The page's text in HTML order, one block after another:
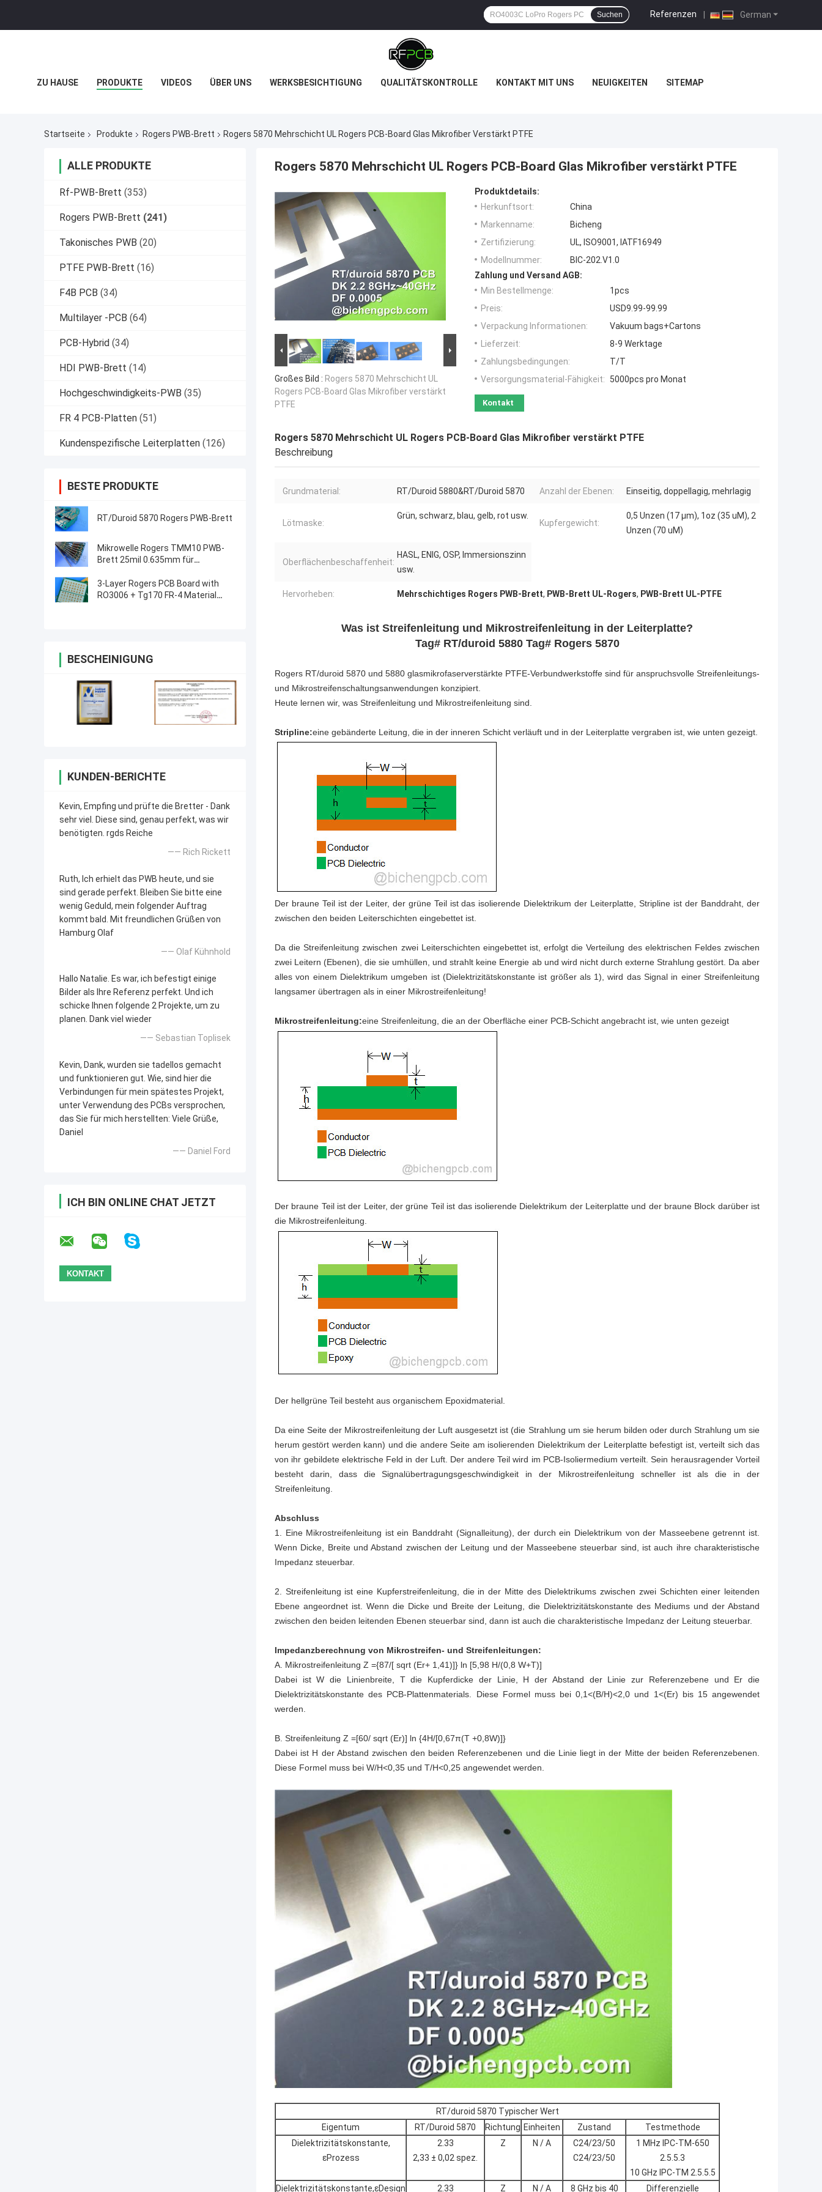
German
Referenzen |
Suchen
ZU HAUSE PRODUKTE VIDEOS ÜBER UNS WERKSBESICHTIGUNG QUALITÄTSKONTROLLE KONTAKT MIT UNS NEUIGKEITEN SITEMAP
Startseite Produkte Rogers PWB-Brett Rogers 5870 Mehrschicht UL Rogers PCB-Board Glas Mikrofiber Verstärkt PTFE
ALLE PRODUKTE
Rf-PWB-Brett (353)
Rogers PWB-Brett (241)
Takonisches PWB (20)
PTFE PWB-Brett (16)
F4B PCB (34)
Multilayer -PCB (64)
PCB-Hybrid (34)
HDI PWB-Brett (14)
Hochgeschwindigkeits-PWB (35)
FR 4 PCB-Platten (51)
Kundenspezifische Leiterplatten (126)
BESTE PRODUKTE
RT/Duroid 5870 Rogers PWB-Brett
Mikrowelle Rogers TMM10 PWB-
Brett 25mil 0.635mm für
3-Layer Rogers PCB Board with
RO3006 + Tg170 FR-4 Material
BESCHEINIGUNG
KUNDEN-BERICHTE
Kevin, Empfing und prüfte die Bretter - Dank
sehr viel. Diese sind, genau perfekt, was wir
benötigten. rgds Reiche
—— Rich Rickett
Ruth, Ich erhielt das PWB heute, und sie
sind gerade perfekt. Bleiben Sie bitte eine
wenig Geduld, mein folgender Auftrag
kommt bald. Mit freundlichen Grüßen von
Hamburg Olaf
—— Olaf Kühnhold
Hallo Natalie. Es war, ich befestigt einige
Bilder als Ihre Referenz perfekt. Und ich
schicke Ihnen folgende 2 Projekte, um zu
planen. Dank viel wieder
—— Sebastian Toplisek
Kevin, Dank, wurden sie tadellos gemacht
und funktionieren gut. Wie, sind hier die
Verbindungen für mein spätestes Projekt,
unter Verwendung des PCBs versprochen,
das Sie für mich herstellten: Viele Grüße,
Daniel
—— Daniel Ford
ICH BIN ONLINE CHAT JETZT
Rogers 5870 Mehrschicht UL Rogers PCB-Board Glas Mikrofiber verstärkt PTFE
Großes Bild : Rogers 5870 Mehrschicht UL
Rogers PCB-Board Glas Mikrofiber verstärkt
PTFE
Produktdetails:
Herkunftsort:
China
Markenname:
Bicheng
Zertifizierung:
UL, ISO9001, IATF16949
Modellnummer:
BIC-202.V1.0
Zahlung und Versand AGB:
Min Bestellmenge:
1pcs
Preis:
USD9.99-99.99
Verpackung Informationen:
Vakuum bags+Cartons
Lieferzeit:
8-9 Werktage
Zahlungsbedingungen:
T/T
Versorgungsmaterial-Fähigkeit:
5000pcs pro Monat
Kontakt
Rogers 5870 Mehrschicht UL Rogers PCB-Board Glas Mikrofiber verstärkt PTFE
Beschreibung
Grundmaterial: RT/Duroid 5880&RT/Duroid 5870 Anzahl der Ebenen: Einseitig, doppellagig, mehrlagig
Lötmaske:
Grün, schwarz, blau, gelb, rot usw.
Kupfergewicht:
0,5 Unzen (17 µm), 1oz (35 uM), 2
Unzen (70 uM)
Oberflächenbeschaffenheit:
HASL, ENIG, OSP, Immersionszinn
usw.
Hervorheben: Mehrschichtiges Rogers PWB-Brett, PWB-Brett UL-Rogers, PWB-Brett UL-PTFE
Was ist Streifenleitung und Mikrostreifenleitung in der Leiterplatte?
Tag# RT/duroid 5880 Tag# Rogers 5870
Rogers RT/duroid 5870 und 5880 glasmikrofaserverstärkte PTFE-Verbundwerkstoffe sind für anspruchsvolle Streifenleitungs-
und Mikrostreifenschaltungsanwendungen konzipiert.
Heute lernen wir, was Streifenleitung und Mikrostreifenleitung sind.
Stripline:eine gebänderte Leitung, die in der inneren Schicht verläuft und in der Leiterplatte vergraben ist, wie unten gezeigt.
Der braune Teil ist der Leiter, der grüne Teil ist das isolierende Dielektrikum der Leiterplatte, Stripline ist der Banddraht, der
zwischen den beiden Leiterschichten eingebettet ist.
Da die Streifenleitung zwischen zwei Leiterschichten eingebettet ist, erfolgt die Verteilung des elektrischen Feldes zwischen
zwei Leitern (Ebenen), die sie umhüllen, und strahlt keine Energie ab und wird nicht durch externe Strahlung gestört. Da aber
alles von einem Dielektrikum umgeben ist (Dielektrizitätskonstante ist größer als 1), wird das Signal in einer Streifenleitung
langsamer übertragen als in einer Mikrostreifenleitung!
Mikrostreifenleitung:eine Streifenleitung, die an der Oberfläche einer PCB-Schicht angebracht ist, wie unten gezeigt
Der braune Teil ist der Leiter, der grüne Teil ist das isolierende Dielektrikum der Leiterplatte und der braune Block darüber ist
die Mikrostreifenleitung.
Der hellgrüne Teil besteht aus organischem Epoxidmaterial.
Da eine Seite der Mikrostreifenleitung der Luft ausgesetzt ist (die Strahlung um sie herum bilden oder durch Strahlung um sie
herum gestört werden kann) und die andere Seite am isolierenden Dielektrikum der Leiterplatte befestigt ist, verteilt sich das
von ihr gebildete elektrische Feld in der Luft. Der andere Teil wird im PCB-Isoliermedium verteilt. Sein herausragender Vorteil
besteht darin, dass die Signalübertragungsgeschwindigkeit in der Mikrostreifenleitung schneller ist als die in der
Streifenleitung.
Abschluss
1. Eine Mikrostreifenleitung ist ein Banddraht (Signalleitung), der durch ein Dielektrikum von der Masseebene getrennt ist.
Wenn Dicke, Breite und Abstand zwischen der Leitung und der Masseebene steuerbar sind, ist auch ihre charakteristische
Impedanz steuerbar.
2. Streifenleitung ist eine Kupferstreifenleitung, die in der Mitte des Dielektrikums zwischen zwei Schichten einer leitenden
Ebene angeordnet ist. Wenn die Dicke und Breite der Leitung, die Dielektrizitätskonstante des Mediums und der Abstand
zwischen den beiden leitenden Ebenen steuerbar sind, dann ist auch die charakteristische Impedanz der Leitung steuerbar.
Impedanzberechnung von Mikrostreifen- und Streifenleitungen:
A. Mikrostreifenleitung Z ={87/[ sqrt (Er+ 1,41)]} ln [5,98 H/(0,8 W+T)]
Dabei ist W die Linienbreite, T die Kupferdicke der Linie, H der Abstand der Linie zur Referenzebene und Er die
Dielektrizitätskonstante des PCB-Plattenmaterials. Diese Formel muss bei 0,1<(B/H)<2,0 und 1<(Er) bis 15 angewendet
werden.
B. Streifenleitung Z =[60/ sqrt (Er)] ln {4H/[0,67π(T +0,8W)]}
Dabei ist H der Abstand zwischen den beiden Referenzebenen und die Linie liegt in der Mitte der beiden Referenzebenen.
Diese Formel muss bei W/H<0,35 und T/H<0,25 angewendet werden.
RT/duroid 5870 Typischer Wert
Eigentum
RT/Duroid 5870 Richtung Einheiten Zustand
Testmethode
Dielektrizitätskonstante,
εProzess
2.33
2,33 ± 0,02 spez.
Z N / A
C24/23/50
C24/23/50
1 MHz IPC-TM-650
2.5.5.3
10 GHz IPC-TM 2.5.5.5
Dielektrizitätskonstante,εDesign
2.33 Z N / A 8 GHz bis 40 Differenzielle